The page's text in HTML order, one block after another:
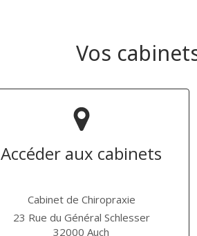
Vos
Accéder aux cabinets
Cabinet de Chiropraxie
23 Rue du Général Schlesser
32000 Auch